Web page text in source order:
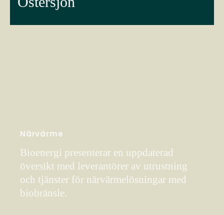
Närvärme
Bioenergi presenterar en uppdaterad
översikt med leverantörer av utrustning
och tjänster för närvärmelösningar med
biobränsle.